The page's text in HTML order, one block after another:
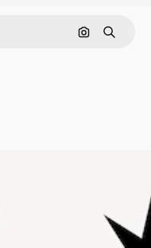
Sök efter bild
Söka